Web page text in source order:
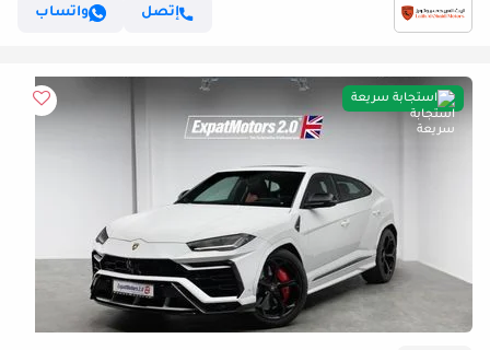
إتصل واتساب
استجابة سريعة